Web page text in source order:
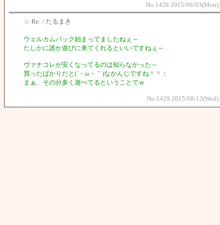
No.1428 2015/08/
☆ Re: / たるまき
ウェルカムバック始まってましたねぇ～
たしかに誰か遊びに来てくれるといいですねぇ～
ヴァナコレが安くなってるのは知らなかった～
買ったばかりだと(´・ω・｀)なかんじですね＾＾；
まぁ、その分多く遊べてるということでｗ
No.1429 2015/08/